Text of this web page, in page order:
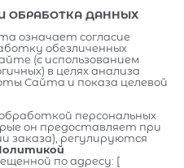
ОБРАБОТКА ДАННЫХ
означает согласие
обезличенных
(с использованием
в целях анализа
Сайта и показа целевой
обработкой персональных
он предоставляет при
заказа), регулируются
по адресу: [